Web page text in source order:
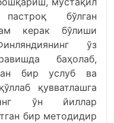
бўлган
керак бўлиши
ўз
баҳолаб,
бир услуб ва
қувватлашга
ўн йиллар
бир методидир